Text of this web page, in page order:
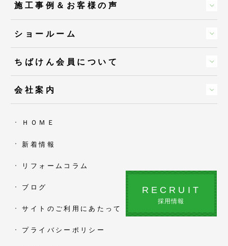
施工事例＆お客様の声
ショールーム
ちばけん会員について
会社案内
ＨＯＭＥ
新着情報
リフォームコラム
ブログ
サイトのご利用にあたって
プライバシーポリシー
RECRUIT
採用情報